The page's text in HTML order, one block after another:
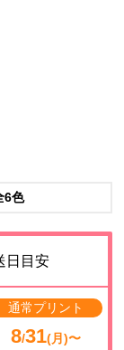
6色
日目安
通常プリント
8/31(月)〜